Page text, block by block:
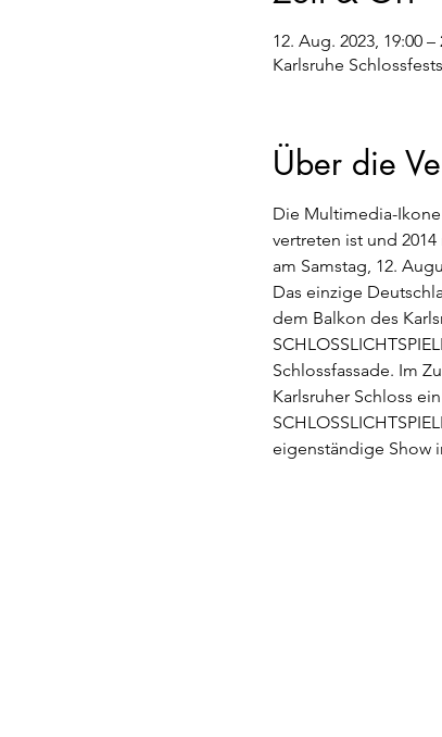
12. Aug. 2023, 19:00 –
Karlsruhe
Über die
Die Multimedia-Ikone
vertreten ist und
am Samstag, 12.
Das einzige
dem Balkon des
Schlossfassade. Im
Karlsruher Schloss
eigenständige Show